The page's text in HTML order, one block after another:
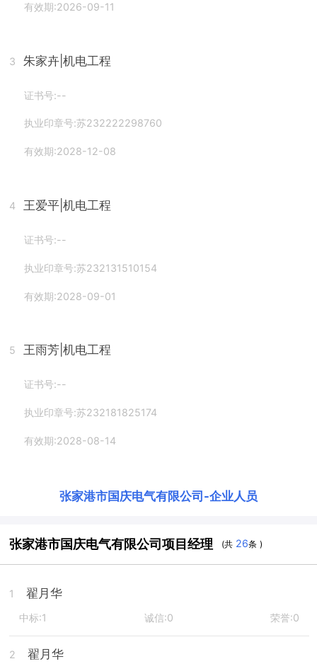
有效期:2026-09-11
3 朱家卉 |机电工程
证书号:--
执业印章号:苏232222298760
有效期:2028-12-08
4 王爱平 |机电工程
证书号:--
执业印章号:苏232131510154
有效期:2028-09-01
5 王雨芳 |机电工程
证书号:--
执业印章号:苏232181825174
有效期:2028-08-14
张家港市国庆电气有限公司 -企业人员
张家港市国庆电气有限公司项目经理 (共 26条 )
1 翟月华
中标:1 诚信:0 荣誉:0
2 翟月华